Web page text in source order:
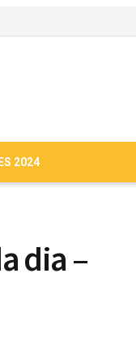
2024
dia –